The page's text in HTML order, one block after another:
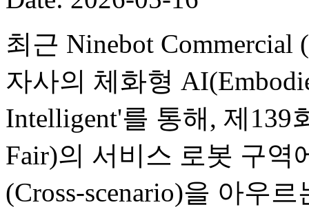
최근 Ninebot Commercial
자사의 체화형
Intelligent'를 통해, 제139
Fair)의 서비스 로봇 구역
(Cross-scenario)을 아우